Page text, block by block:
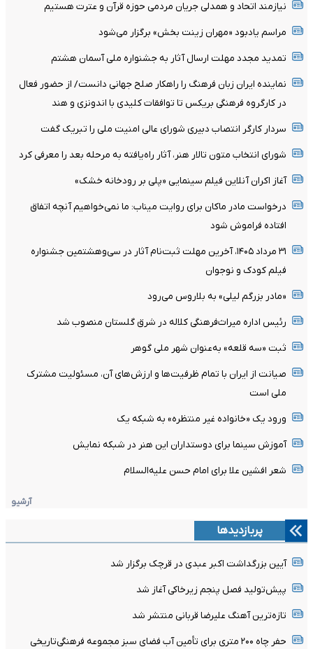
نیازمند اتحاد و همدلی جریان مردمی حوزه قرآن و عترت هستیم
مراسم یادبود «مهران زینت بخش» برگزار می‌شود
تمدید مجدد مهلت ارسال آثار به جشنواره ملی آسمان هشتم
نماینده ایران زبان فرهنگ را راهکار صلح جهانی دانست/ از حضور فعال
در کارگروه فرهنگی بریکس تا توافقات کلیدی با اندونزی و هند
سردار کارگر انتصاب دبیری شورای عالی امنیت ملی را تبریک گفت
شورای انتخاب متون تالار هنر، آثار راه‌یافته به مرحله بعد را معرفی کرد
آغاز اکران آنلاین فیلم سینمایی «پلی بر رودخانه خشک»
درخواست مادر ماکان برای روایت میناب: ما نمی‌خواهیم آنچه اتفاق
افتاده فراموش شود
۳۱ مرداد ۱۴۰۵، آخرین مهلت ثبت‌نام آثار در سی‌وهشتمین جشنواره
فیلم کودک و نوجوان
«مادر بزرگم لیلی» به بلاروس می‌رود
رئیس اداره میراث‌فرهنگی کلاله در شرق گلستان منصوب شد
ثبت «سه قلعه» به‌عنوان شهر ملی گوهر
صیانت از ایران با تمام ظرفیت‌ها و ارزش‌های آن، مسئولیت مشترک
ملی است
ورود یک «خانواده غیر منتظره» به شبکه یک
آموزش سینما برای دوستداران این هنر در شبکه نمایش
شعر افشین علا برای امام حسن علیه‌السلام
آرشیو
پربازدیدها
آیین بزرگداشت اکبر عبدی در قرچک برگزار شد
پیش‌تولید فصل پنجم زیرخاکی آغاز شد
تازه‌ترین آهنگ علیرضا قربانی منتشر شد
حفر چاه ۲۰۰ متری برای تأمین آب فضای سبز مجموعه فرهنگی‌تاریخی